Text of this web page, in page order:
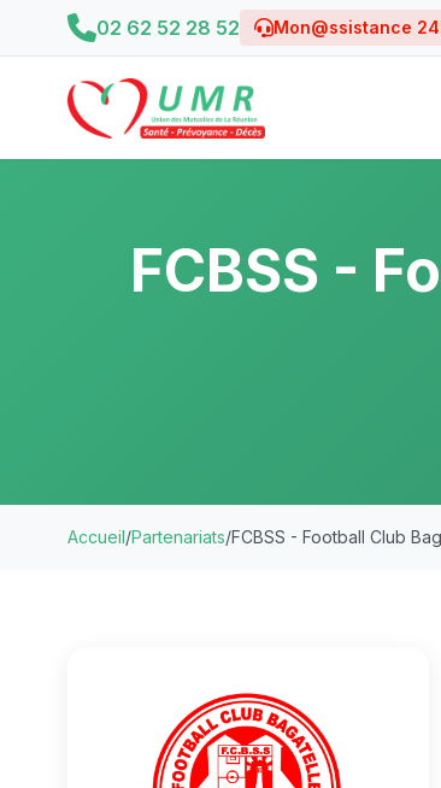
02 62 52 28 52 Mon@ssistance
FCBSS -
Accueil/Partenariats/FCBSS - Football Club